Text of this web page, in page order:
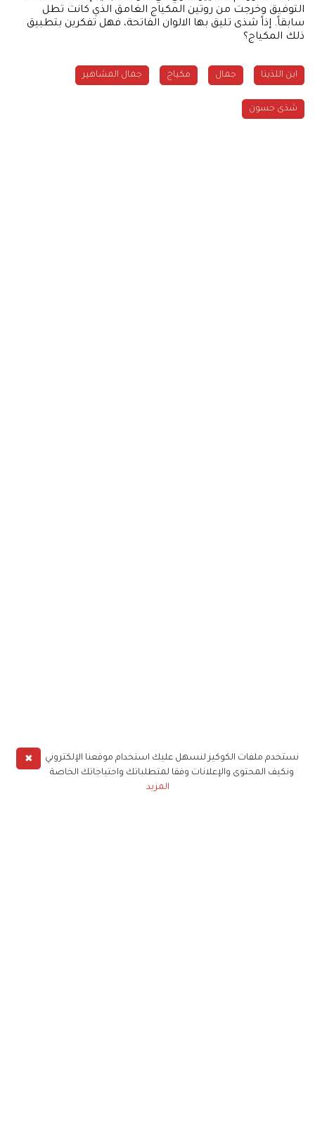
التوفيق وخرجت من روتين المكياج الغامق الذي كانت تطل
سابقاً. إذاً شذى تليق بها الالوان الفاتحة، فهل تفكرين بتطبيق
ذلك المكياج؟
ابن اللذينا جمال مكياج جمال المشاهير
شذى حسون
✖
نستخدم ملفات الكوكيز لنسهل عليك استخدام موقعنا الإلكتروني
ونكيف المحتوى والإعلانات وفقا لمتطلباتك واحتياجاتك الخاصة
المزيد